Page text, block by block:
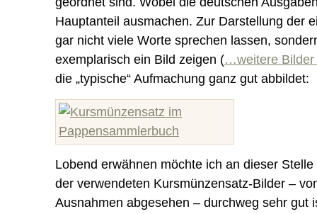
Hauptanteil ausmachen. Zur Darstellung der
gar nicht viele Worte sprechen lassen,
exemplarisch ein Bild zeigen (…weitere Bilder
die „typische“ Aufmachung ganz gut abbildet:
Lobend erwähnen möchte ich an dieser
der verwendeten Kursmünzensatz-Bilder –
Ausnahmen abgesehen – durchweg sehr gut